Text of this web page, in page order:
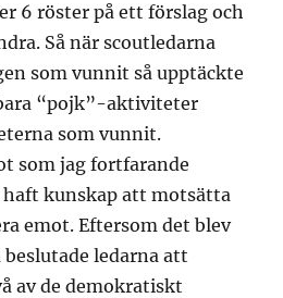
6 röster på ett förslag och
Så när scoutledarna
som vunnit så upptäckte
“pojk”-aktiviteter
som vunnit.
som jag fortfarande
haft kunskap att motsätta
emot. Eftersom det blev
ledarna att
av de demokratiskt